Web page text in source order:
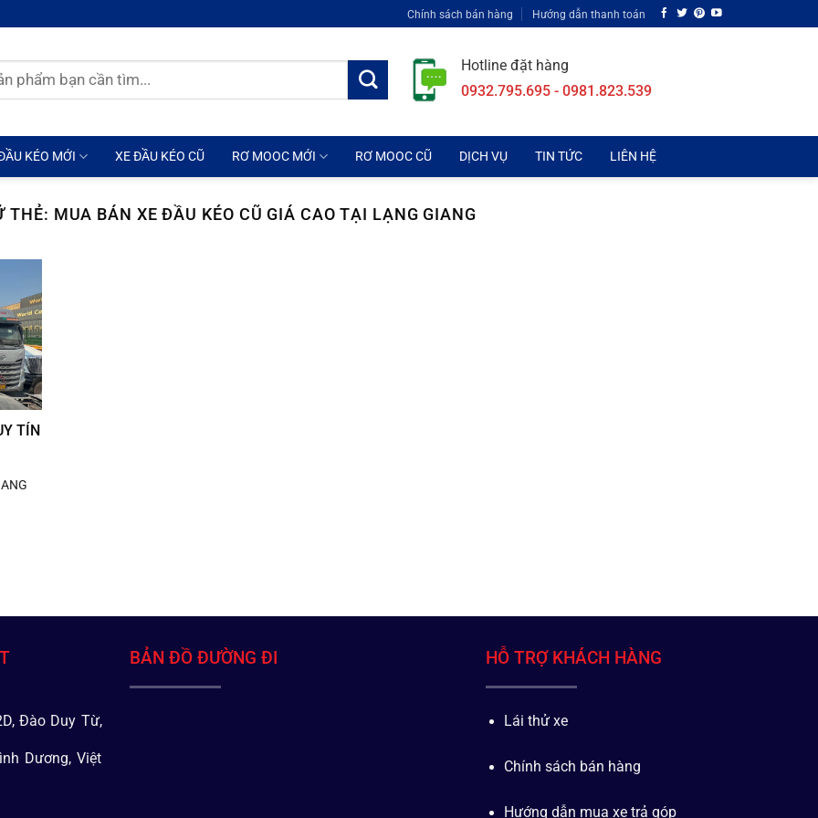
Chính sách bán hàng Hướng dẫn thanh toán
Hotline đặt hàng
0932.795.695 - 0981.823.539
KÉO MỚI XE ĐẦU KÉO CŨ RƠ MOOC MỚI RƠ MOOC CŨ DỊCH VỤ TIN TỨC LIÊN HỆ
THẺ: MUA BÁN XE ĐẦU KÉO CŨ GIÁ CAO TẠI LẠNG GIANG
TÍN
Đào Duy Từ,
Dương, Việt
BẢN ĐỒ ĐƯỜNG ĐI HỖ TRỢ KHÁCH HÀNG
Lái thử xe
Chính sách bán hàng
Hướng dẫn mua xe trả góp